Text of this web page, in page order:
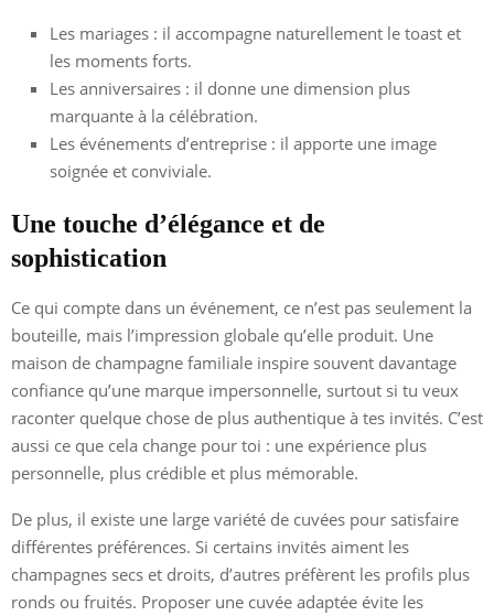
Les mariages : il accompagne naturellement le toast et
les moments forts.
Les anniversaires : il donne une dimension plus
marquante à la célébration.
Les événements d’entreprise : il apporte une image
soignée et conviviale.
Une touche d’élégance et de
sophistication
Ce qui compte dans un événement, ce n’est pas seulement la
bouteille, mais l’impression globale qu’elle produit. Une
maison de champagne familiale inspire souvent davantage
confiance qu’une marque impersonnelle, surtout si tu veux
raconter quelque chose de plus authentique à tes invités. C’est
aussi ce que cela change pour toi : une expérience plus
personnelle, plus crédible et plus mémorable.
De plus, il existe une large variété de cuvées pour satisfaire
différentes préférences. Si certains invités aiment les
champagnes secs et droits, d’autres préfèrent les profils plus
ronds ou fruités. Proposer une cuvée adaptée évite les